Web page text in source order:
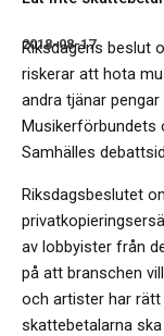
2018-08-17
Riksdagens beslut
riskerar att hota
andra tjänar
Musikerförbundets
Samhälles
Riksdagsbeslutet
av lobbyister från
på att branschen
och artister har
skattebetalarna